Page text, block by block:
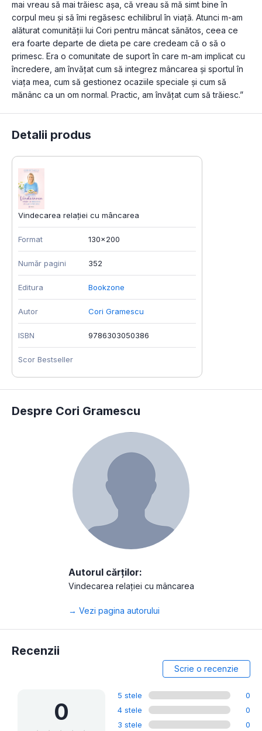
mai vreau să mai trăiesc așa, că vreau să mă simt bine în
corpul meu și să îmi regăsesc echilibrul în viață. Atunci m-am
alăturat comunității lui Cori pentru mâncat sănătos, ceea ce
era foarte departe de dieta pe care credeam că o să o
primesc. Era o comunitate de suport în care m-am implicat cu
încredere, am învățat cum să integrez mâncarea și sportul în
viața mea, cum să gestionez ocaziile speciale și cum să
mănânc ca un om normal. Practic, am învățat cum să trăiesc.”
Detalii produs
Vindecarea relației cu mâncarea
Format 130x200
Număr pagini 352
Editura Bookzone
Autor Cori Gramescu
ISBN 9786303050386
Scor Bestseller
Despre Cori Gramescu
Autorul cărților:
Vindecarea relației cu mâncarea
→ Vezi pagina autorului
Recenzii
Scrie o recenzie
0
5 stele
0
4 stele
0
3 stele
0